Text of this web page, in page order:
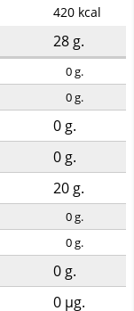
420 kcal
28 g.
0g.
0g.
0 g.
0 g.
20 g.
0g.
0g.
0 g.
0 µg.